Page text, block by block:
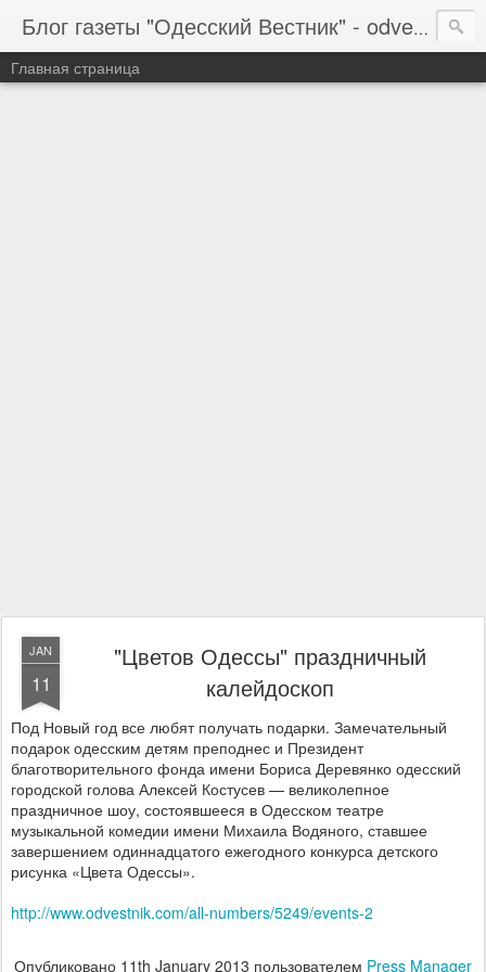
Блог газеты "Одесский Вестник" - odvestnik.com.ua, odvestnik.com
Главная страница
JAN
11
"Цветов Одессы" праздничный
калейдоскоп
Под Новый год все любят получать подарки. Замечательный
подарок одесским детям преподнес и Президент
благотворительного фонда имени Бориса Деревянко одесский
городской голова Алексей Костусев — великолепное
праздничное шоу, состоявшееся в Одесском театре
музыкальной комедии имени Михаила Водяного, ставшее
завершением одиннадцатого ежегодного конкурса детского
рисунка «Цвета Одессы».
http://www.odvestnik.com/all-numbers/5249/events-2
Опубликовано 11th January 2013 пользователем Press Manager